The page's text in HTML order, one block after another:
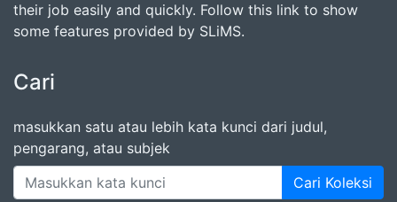
their job easily and quickly. Follow this link to show
some features provided by SLiMS.
Cari
masukkan satu atau lebih kata kunci dari judul,
pengarang, atau subjek
Cari Koleksi